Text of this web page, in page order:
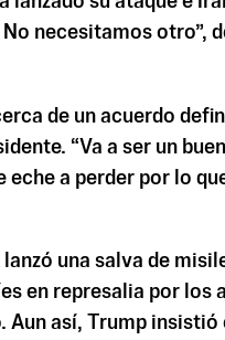
No necesitamos otro”,
de un acuerdo
“Va a ser un
eche a perder por lo
lanzó una salva de
en represalia por los
Aun así, Trump insistió